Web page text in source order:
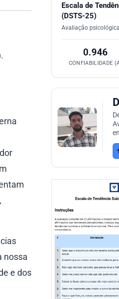
nossa
e dos
Escala de
(DSTS-25)
Avaliação
0.946
CONFIABILIDADE